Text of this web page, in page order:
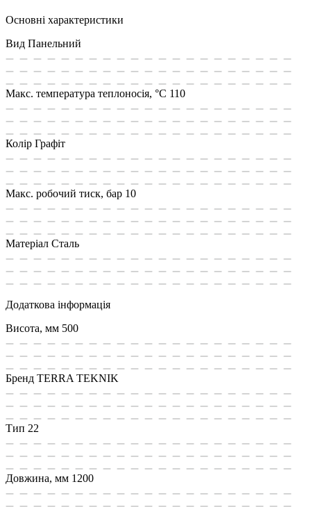
Основні характеристики
Вид Панельний
Макс. температура теплоносія, °C 110
Колір Графіт
Макс. робочий тиск, бар 10
Матеріал Сталь
Додаткова інформація
Висота, мм 500
Бренд TERRA TEKNIK
Тип 22
Довжина, мм 1200